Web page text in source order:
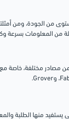
من المعلومات بسرعة
مصادر مختلفة، خاصة مع
منها الطلبة